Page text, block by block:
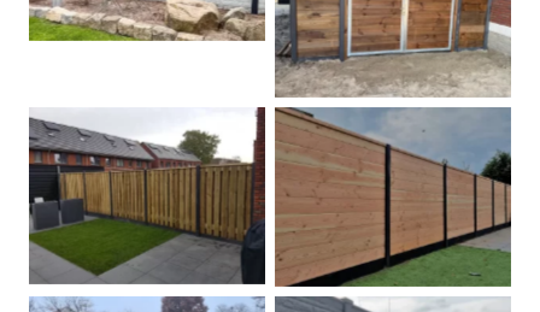
Dubbele poort
Betonpalen schutting Douglas